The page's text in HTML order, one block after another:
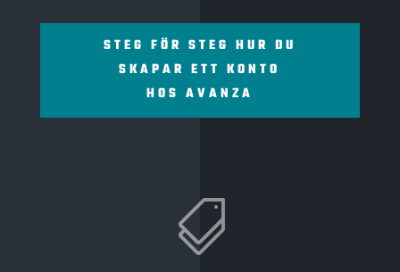
STEG FÖR STEG HUR DU
SKAPAR ETT KONTO
HOS AVANZA
